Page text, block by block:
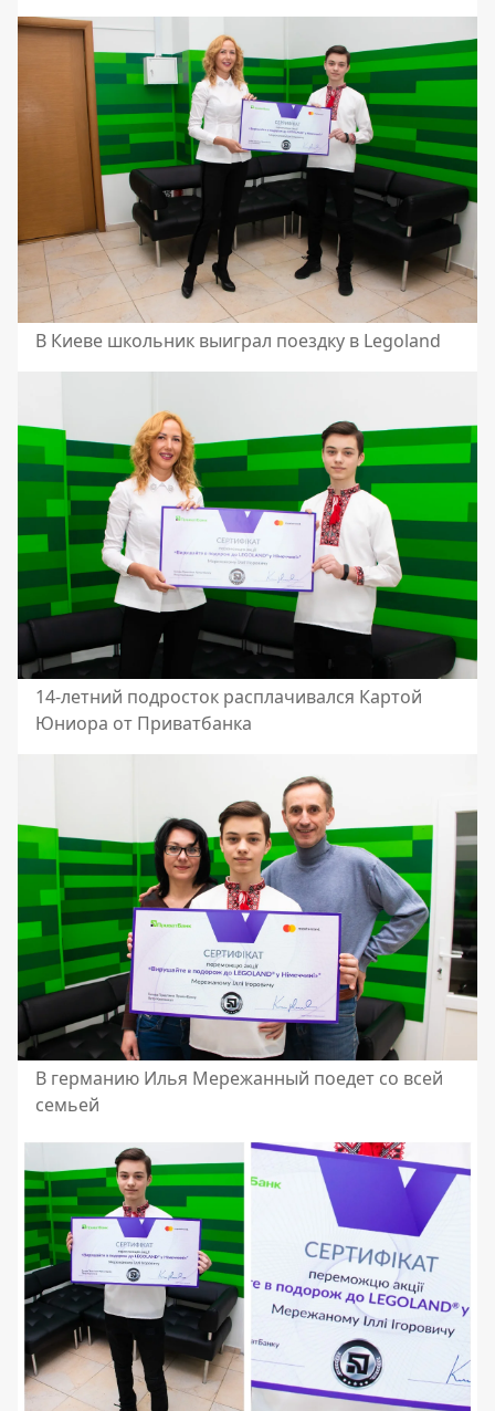
В Киеве школьник выиграл поездку в Legoland
14-летний подросток расплачивался Картой
Юниора от Приватбанка
В германию Илья Мережанный поедет со всей
семьей